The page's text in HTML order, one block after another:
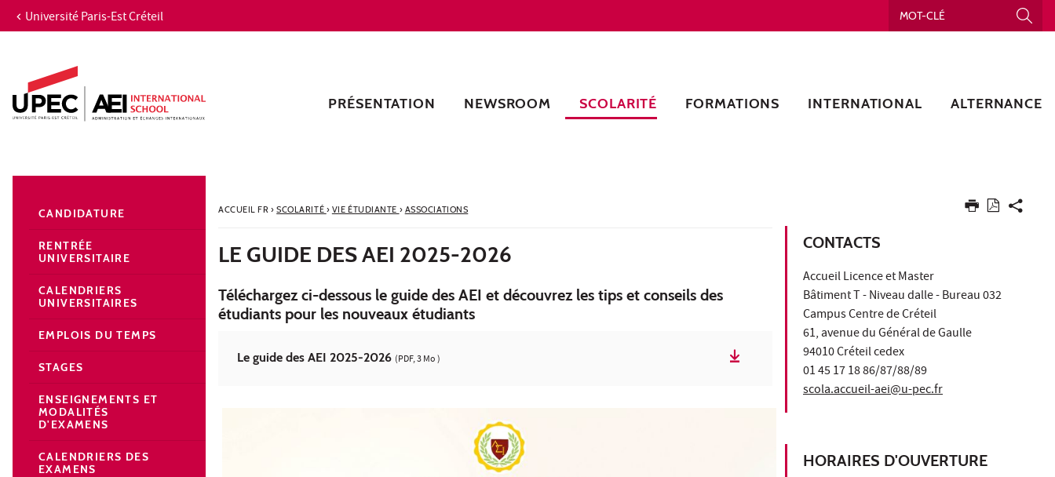
Aller au contenu
Recherche
Navigation secondaire
Université Paris-Est Créteil
PRÉSENTATION NEWSROOM SCOLARITÉ FORMATIONS INTERNATIONAL ALTERNANCE
ACCUEIL FR› SCOLARITÉ › VIE ÉTUDIANTE › ASSOCIATIONS
LE GUIDE DES AEI 2025-2026
Téléchargez ci-dessous le guide des AEI et découvrez les tips et conseils des
étudiants pour les nouveaux étudiants
Le guide des AEI 2025-2026 (PDF, 3 Mo )
CONTACTS
Accueil Licence et Master
Bâtiment T - Niveau dalle - Bureau 032
Campus Centre de Créteil
61, avenue du Général de Gaulle
94010 Créteil cedex
01 45 17 18 86/87/88/89
scola.accueil-aei@u-pec.fr
HORAIRES D'OUVERTURE
CANDIDATURE
RENTRÉE
UNIVERSITAIRE
CALENDRIERS
UNIVERSITAIRES
EMPLOIS DU TEMPS
STAGES
ENSEIGNEMENTS ET
MODALITÉS
D'EXAMENS
CALENDRIERS DES
EXAMENS